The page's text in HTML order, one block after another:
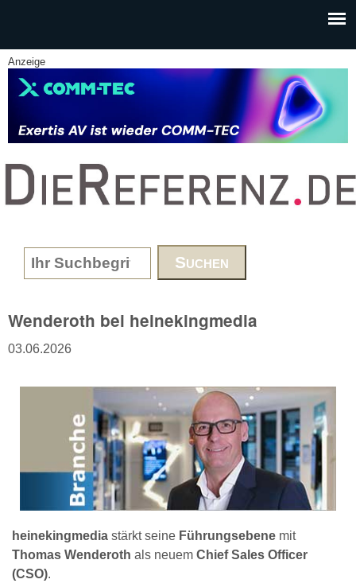
Anzeige
www.DieReferenz.de
Search form
Wenderoth bei heinekingmedia
03.06.2026
heinekingmedia stärkt seine Führungsebene mit
Thomas Wenderoth als neuem Chief Sales Officer
(CSO).